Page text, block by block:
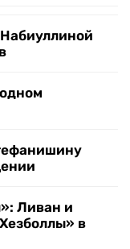
Ливан и
в